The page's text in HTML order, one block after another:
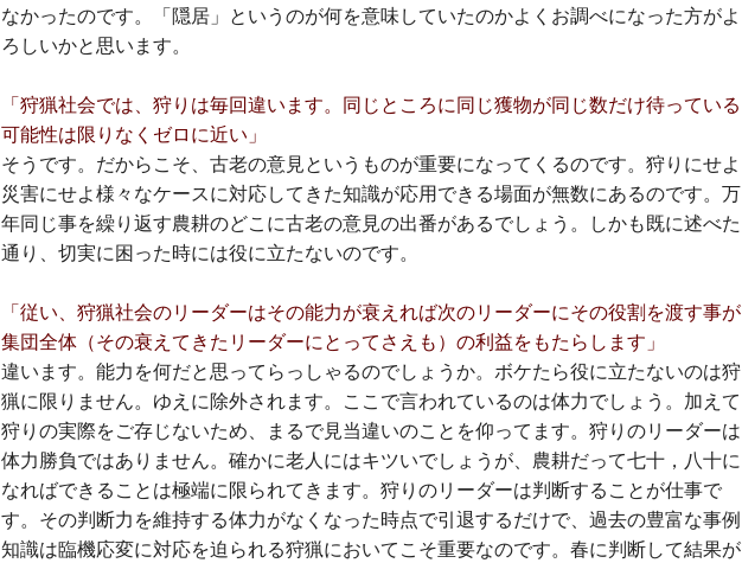
なかったのです。「隠居」というのが何を意味していたのかよくお調べになった方がよ
ろしいかと思います。
「狩猟社会では、狩りは毎回違います。同じところに同じ獲物が同じ数だけ待っている
可能性は限りなくゼロに近い」
そうです。だからこそ、古老の意見というものが重要になってくるのです。狩りにせよ
災害にせよ様々なケースに対応してきた知識が応用できる場面が無数にあるのです。万
年同じ事を繰り返す農耕のどこに古老の意見の出番があるでしょう。しかも既に述べた
通り、切実に困った時には役に立たないのです。
「従い、狩猟社会のリーダーはその能力が衰えれば次のリーダーにその役割を渡す事が
集団全体（その衰えてきたリーダーにとってさえも）の利益をもたらします」
違います。能力を何だと思ってらっしゃるのでしょうか。ボケたら役に立たないのは狩
猟に限りません。ゆえに除外されます。ここで言われているのは体力でしょう。加えて
狩りの実際をご存じないため、まるで見当違いのことを仰ってます。狩りのリーダーは
体力勝負ではありません。確かに老人にはキツいでしょうが、農耕だって七十，八十に
なればできることは極端に限られてきます。狩りのリーダーは判断することが仕事で
す。その判断力を維持する体力がなくなった時点で引退するだけで、過去の豊富な事例
知識は臨機応変に対応を迫られる狩猟においてこそ重要なのです。春に判断して結果が